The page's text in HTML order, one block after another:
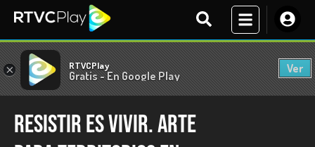
× RTVCPlay
Gratis - En Google Play
Ver
Resistir es vivir. Arte